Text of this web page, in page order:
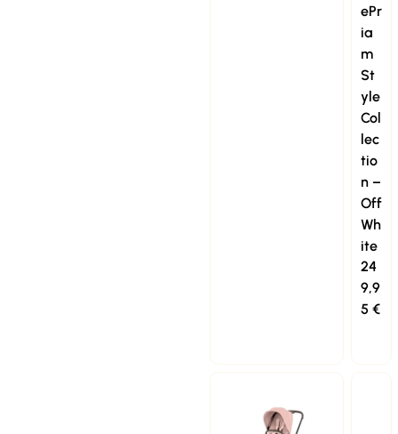
ePr
ia
m
St
yle
Col
lec
tio
n –
Off
Wh
ite
24
9,9
5 €